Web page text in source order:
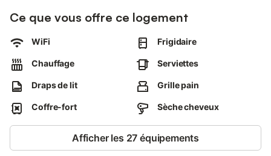
Ce que vous offre ce logement
WiFi Frigidaire
Chauffage Serviettes
Draps de lit Grille pain
Coffre-fort Sèche cheveux
Afficher les 27 équipements